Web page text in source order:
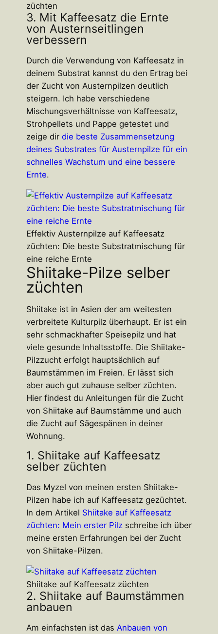
züchten
3. Mit Kaffeesatz die Ernte
von Austernseitlingen
verbessern
Durch die Verwendung von Kaffeesatz in
deinem Substrat kannst du den Ertrag bei
der Zucht von Austernpilzen deutlich
steigern. Ich habe verschiedene
Mischungsverhältnisse von Kaffeesatz,
Strohpellets und Pappe getestet und
zeige dir die beste Zusammensetzung
deines Substrates für Austernpilze für ein
schnelles Wachstum und eine bessere
Ernte.
Effektiv Austernpilze auf Kaffeesatz
züchten: Die beste Substratmischung für
eine reiche Ernte
Shiitake-Pilze selber
züchten
Shiitake ist in Asien der am weitesten
verbreitete Kulturpilz überhaupt. Er ist ein
sehr schmackhafter Speisepilz und hat
viele gesunde Inhaltsstoffe. Die Shiitake-
Pilzzucht erfolgt hauptsächlich auf
Baumstämmen im Freien. Er lässt sich
aber auch gut zuhause selber züchten.
Hier findest du Anleitungen für die Zucht
von Shiitake auf Baumstämme und auch
die Zucht auf Sägespänen in deiner
Wohnung.
1. Shiitake auf Kaffeesatz
selber züchten
Das Myzel von meinen ersten Shiitake-
Pilzen habe ich auf Kaffeesatz gezüchtet.
In dem Artikel Shiitake auf Kaffeesatz
züchten: Mein erster Pilzschreibe ich über
meine ersten Erfahrungen bei der Zucht
von Shiitake-Pilzen.
Shiitake auf Kaffeesatz züchten
2. Shiitake auf Baumstämmen
anbauen
Am einfachsten ist das Anbauen von